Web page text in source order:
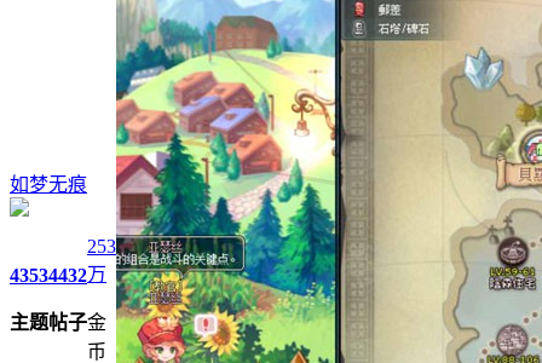
如梦无痕
4353
主题
4432
帖子
253
万
金
币